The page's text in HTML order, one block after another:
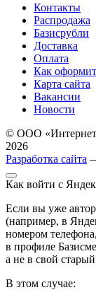
Контакты
Распродажа
Базисрубли
Доставка
Оплата
Как
Карта сайта
Вакансии
Новости
© ООО
2026
Разработка сайта
Как войти с
Если вы уже
(например, в
номером
в профиле
а не в свой
В этом случае: